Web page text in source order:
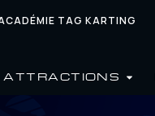
TAG KARTING
ATTRACTIONS